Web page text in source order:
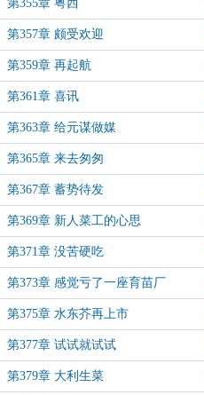
第355章 粤西
第357章 颇受欢迎
第359章 再起航
第361章 喜讯
第363章 给元谋做媒
第365章 来去匆匆
第367章 蓄势待发
第369章 新人菜工的心思
第371章 没苦硬吃
第373章 感觉亏了一座育苗厂
第375章 水东芥再上市
第377章 试试就试试
第379章 大利生菜